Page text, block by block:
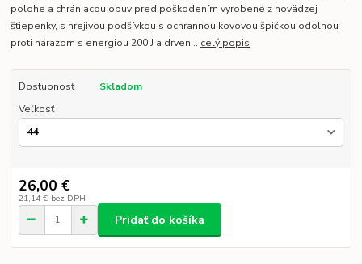
polohe a chrániacou obuv pred poškodením vyrobené z hovädzej
štiepenky, s hrejivou podšívkou s ochrannou kovovou špičkou odolnou
proti nárazom s energiou 200 J a drven... celý popis
Dostupnosť
Skladom
Veľkosť
26,00 €
21,14 € bez DPH
Pridať do košíka